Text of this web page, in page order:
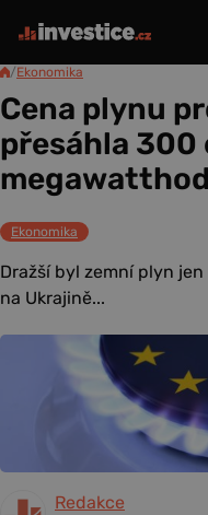
/Ekonomika
Cena plynu
přesáhla 300
Ekonomika
Dražší byl zemní plyn
na Ukrajině...
Redakce